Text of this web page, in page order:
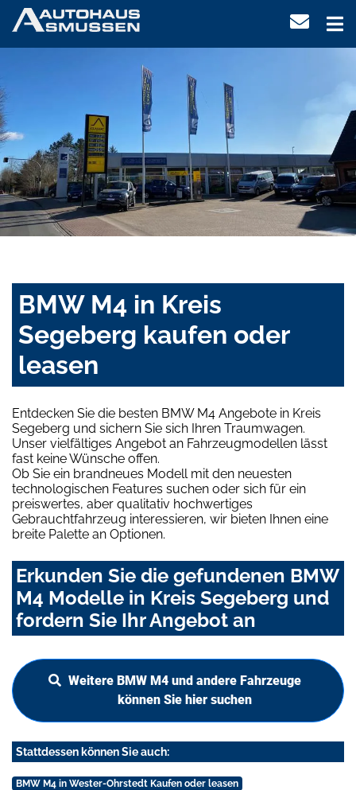
BMW M4 in Kreis
Segeberg kaufen oder
leasen
Entdecken Sie die besten BMW M4 Angebote in Kreis
Segeberg und sichern Sie sich Ihren Traumwagen.
Unser vielfältiges Angebot an Fahrzeugmodellen lässt
fast keine Wünsche offen.
Ob Sie ein brandneues Modell mit den neuesten
technologischen Features suchen oder sich für ein
preiswertes, aber qualitativ hochwertiges
Gebrauchtfahrzeug interessieren, wir bieten Ihnen eine
breite Palette an Optionen.
Erkunden Sie die gefundenen BMW
M4 Modelle in Kreis Segeberg und
fordern Sie Ihr Angebot an
Weitere BMW M4 und andere Fahrzeuge
können Sie hier suchen
Stattdessen können Sie auch:
BMW M4 in Wester-Ohrstedt Kaufen oder leasen